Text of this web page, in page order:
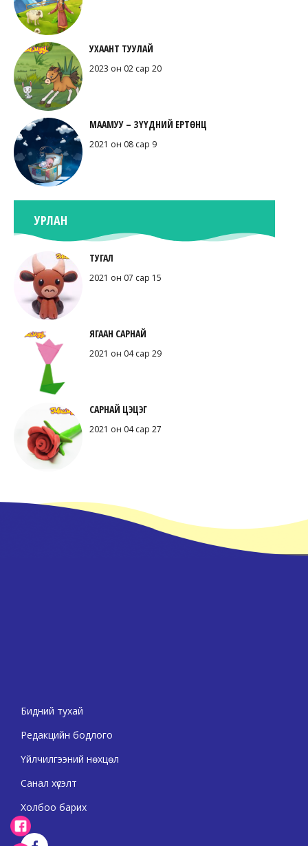
УХААНТ ТУУЛАЙ
2023 он 02 сар 20
МААМУУ – ЗҮҮДНИЙ ЕРТӨНЦ
2021 он 08 сар 9
УРЛАН
ТУГАЛ
2021 он 07 сар 15
ЯГААН САРНАЙ
2021 он 04 сар 29
САРНАЙ ЦЭЦЭГ
2021 он 04 сар 27
Бидний тухай
Редакцийн бодлого
Үйлчилгээний нөхцөл
Санал хүсэлт
Холбоо барих